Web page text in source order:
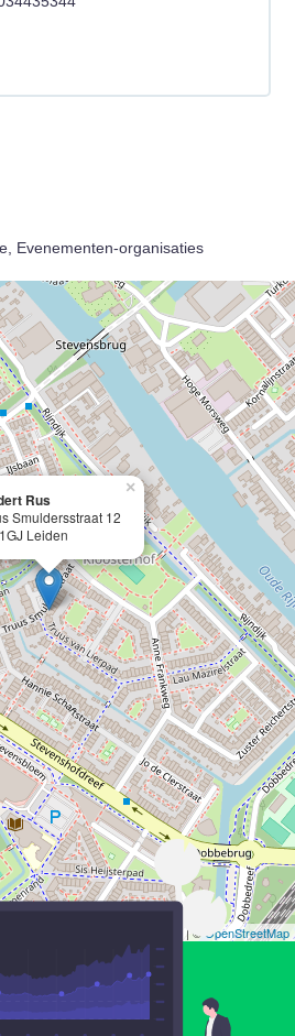
Evenementen-organisaties
Rus
Smuldersstraat 12
Leiden
×
| © OpenStreetMap